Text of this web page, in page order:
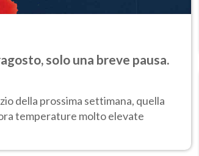
solo una breve pausa.
della prossima settimana, quella
temperature molto elevate